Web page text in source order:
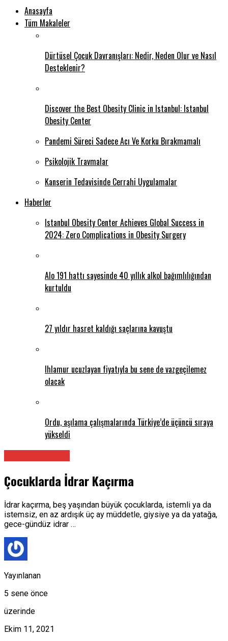
Anasayfa
Tüm Makaleler
Dürtüsel Çocuk Davranışları: Nedir, Neden Olur ve Nasıl
Desteklenir?
Discover the Best Obesity Clinic in Istanbul: Istanbul
Obesity Center
Pandemi Süreci Sadece Acı Ve Korku Bırakmamalı
Psikolojik Travmalar
Kanserin Tedavisinde Cerrahi Uygulamalar
Haberler
Istanbul Obesity Center Achieves Global Success in
2024: Zero Complications in Obesity Surgery
Alo 191 hattı sayesinde 40 yıllık alkol bağımlılığından
kurtuldu
27 yıldır hasret kaldığı saçlarına kavuştu
Ihlamur ucuzlayan fiyatıyla bu sene de vazgeçilemez
olacak
Ordu, aşılama çalışmalarında Türkiye’de üçüncü sıraya
yükseldi
Çocuklarda İdrar Kaçırma
İdrar kaçırma, beş yaşından büyük çocuklarda, istemli ya da
istemsiz, en az ardışık üç ay müddetle, giysiye ya da yatağa,
gece-gündüz idrar …
Yayınlanan
5 sene önce
üzerinde
Ekim 11, 2021